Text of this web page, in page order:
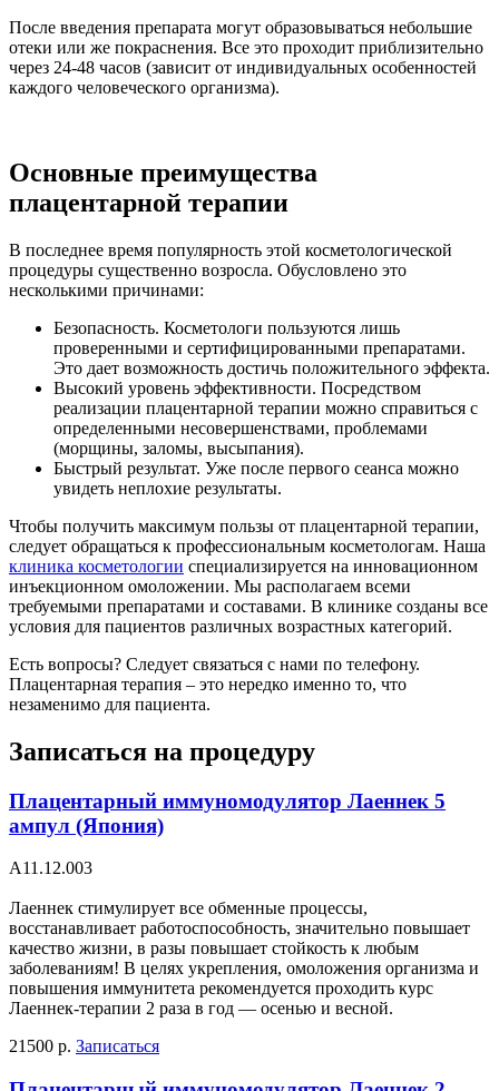
После введения препарата могут образовываться небольшие
отеки или же покраснения. Все это проходит приблизительно
через 24-48 часов (зависит от индивидуальных особенностей
каждого человеческого организма).
Основные преимущества
плацентарной терапии
В последнее время популярность этой косметологической
процедуры существенно возросла. Обусловлено это
несколькими причинами:
Безопасность. Косметологи пользуются лишь
проверенными и сертифицированными препаратами.
Это дает возможность достичь положительного эффекта.
Высокий уровень эффективности. Посредством
реализации плацентарной терапии можно справиться с
определенными несовершенствами, проблемами
(морщины, заломы, высыпания).
Быстрый результат. Уже после первого сеанса можно
увидеть неплохие результаты.
Чтобы получить максимум пользы от плацентарной терапии,
следует обращаться к профессиональным косметологам. Наша
клиника косметологии специализируется на инновационном
инъекционном омоложении. Мы располагаем всеми
требуемыми препаратами и составами. В клинике созданы все
условия для пациентов различных возрастных категорий.
Есть вопросы? Следует связаться с нами по телефону.
Плацентарная терапия – это нередко именно то, что
незаменимо для пациента.
Записаться на процедуру
Плацентарный иммуномодулятор Лаеннек 5
ампул (Япония)
А11.12.003
Лаеннек стимулирует все обменные процессы,
восстанавливает работоспособность, значительно повышает
качество жизни, в разы повышает стойкость к любым
заболеваниям! В целях укрепления, омоложения организма и
повышения иммунитета рекомендуется проходить курс
Лаеннек-терапии 2 раза в год — осенью и весной.
21500 р. Записаться